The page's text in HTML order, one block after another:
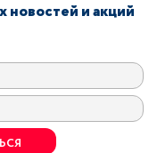
новостей и акций